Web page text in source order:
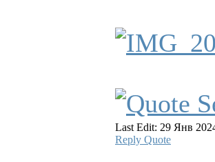
Last Edit: 29 Янв
Reply Quote